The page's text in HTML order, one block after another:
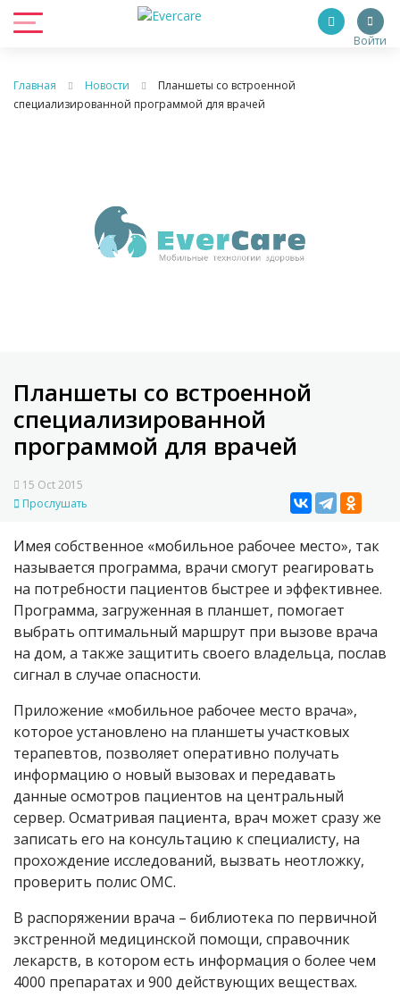
Войти
Главная Новости
Планшеты со встроенной
специализированной программой для врачей
Планшеты со встроенной
специализированной
программой для врачей
15 Oct 2015
Прослушать
Имея собственное «мобильное рабочее место», так
называется программа, врачи смогут реагировать
на потребности пациентов быстрее и эффективнее.
Программа, загруженная в планшет, помогает
выбрать оптимальный маршрут при вызове врача
на дом, а также защитить своего владельца, послав
сигнал в случае опасности.
Приложение «мобильное рабочее место врача»,
которое установлено на планшеты участковых
терапевтов, позволяет оперативно получать
информацию о новый вызовах и передавать
данные осмотров пациентов на центральный
сервер. Осматривая пациента, врач может сразу же
записать его на консультацию к специалисту, на
прохождение исследований, вызвать неотложку,
проверить полис ОМС.
В распоряжении врача – библиотека по первичной
экстренной медицинской помощи, справочник
лекарств, в котором есть информация о более чем
4000 препаратах и 900 действующих веществах.